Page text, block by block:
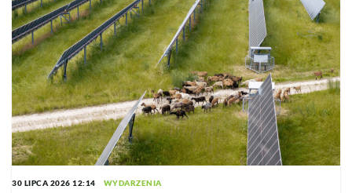
30 LIPCA 2026 12:14 WYDARZENIA